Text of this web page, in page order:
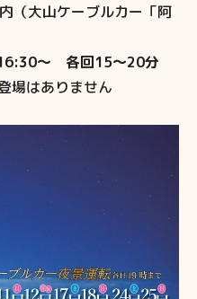
（大山ケーブルカー「阿
～ 各回15～20分
場はありません